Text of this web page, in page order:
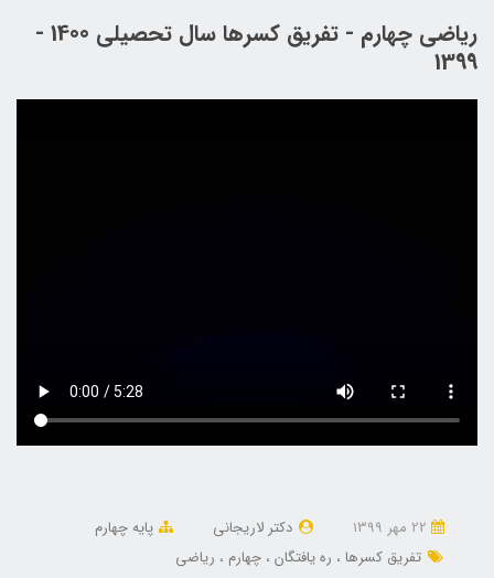
ریاضی چهارم - تفریق کسرها سال تحصیلی 1400 -
1399
دکتر لاریجانی
پایه چهارم
تفریق کسرها
ره یافتگان چهارم ریاضی